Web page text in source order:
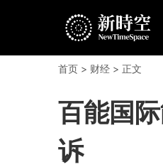
首页 > 财经 > 正文
百能国
诉